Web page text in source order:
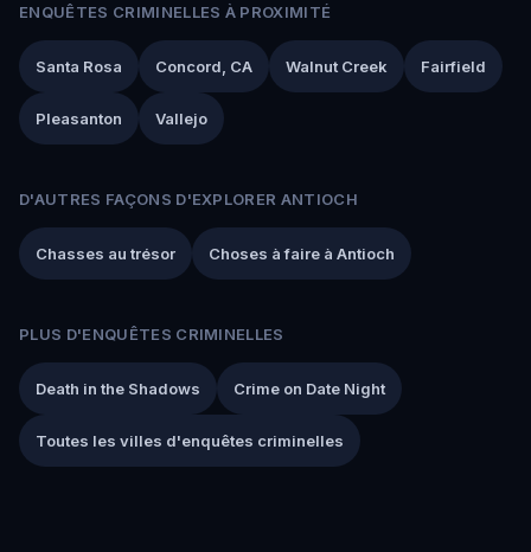
ENQUÊTES CRIMINELLES À PROXIMITÉ
Santa Rosa Concord, CA Walnut Creek Fairfield
Pleasanton Vallejo
D'AUTRES FAÇONS D'EXPLORER ANTIOCH
Chasses au trésor Choses à faire à Antioch
PLUS D'ENQUÊTES CRIMINELLES
Death in the Shadows Crime on Date Night
Toutes les villes d'enquêtes criminelles